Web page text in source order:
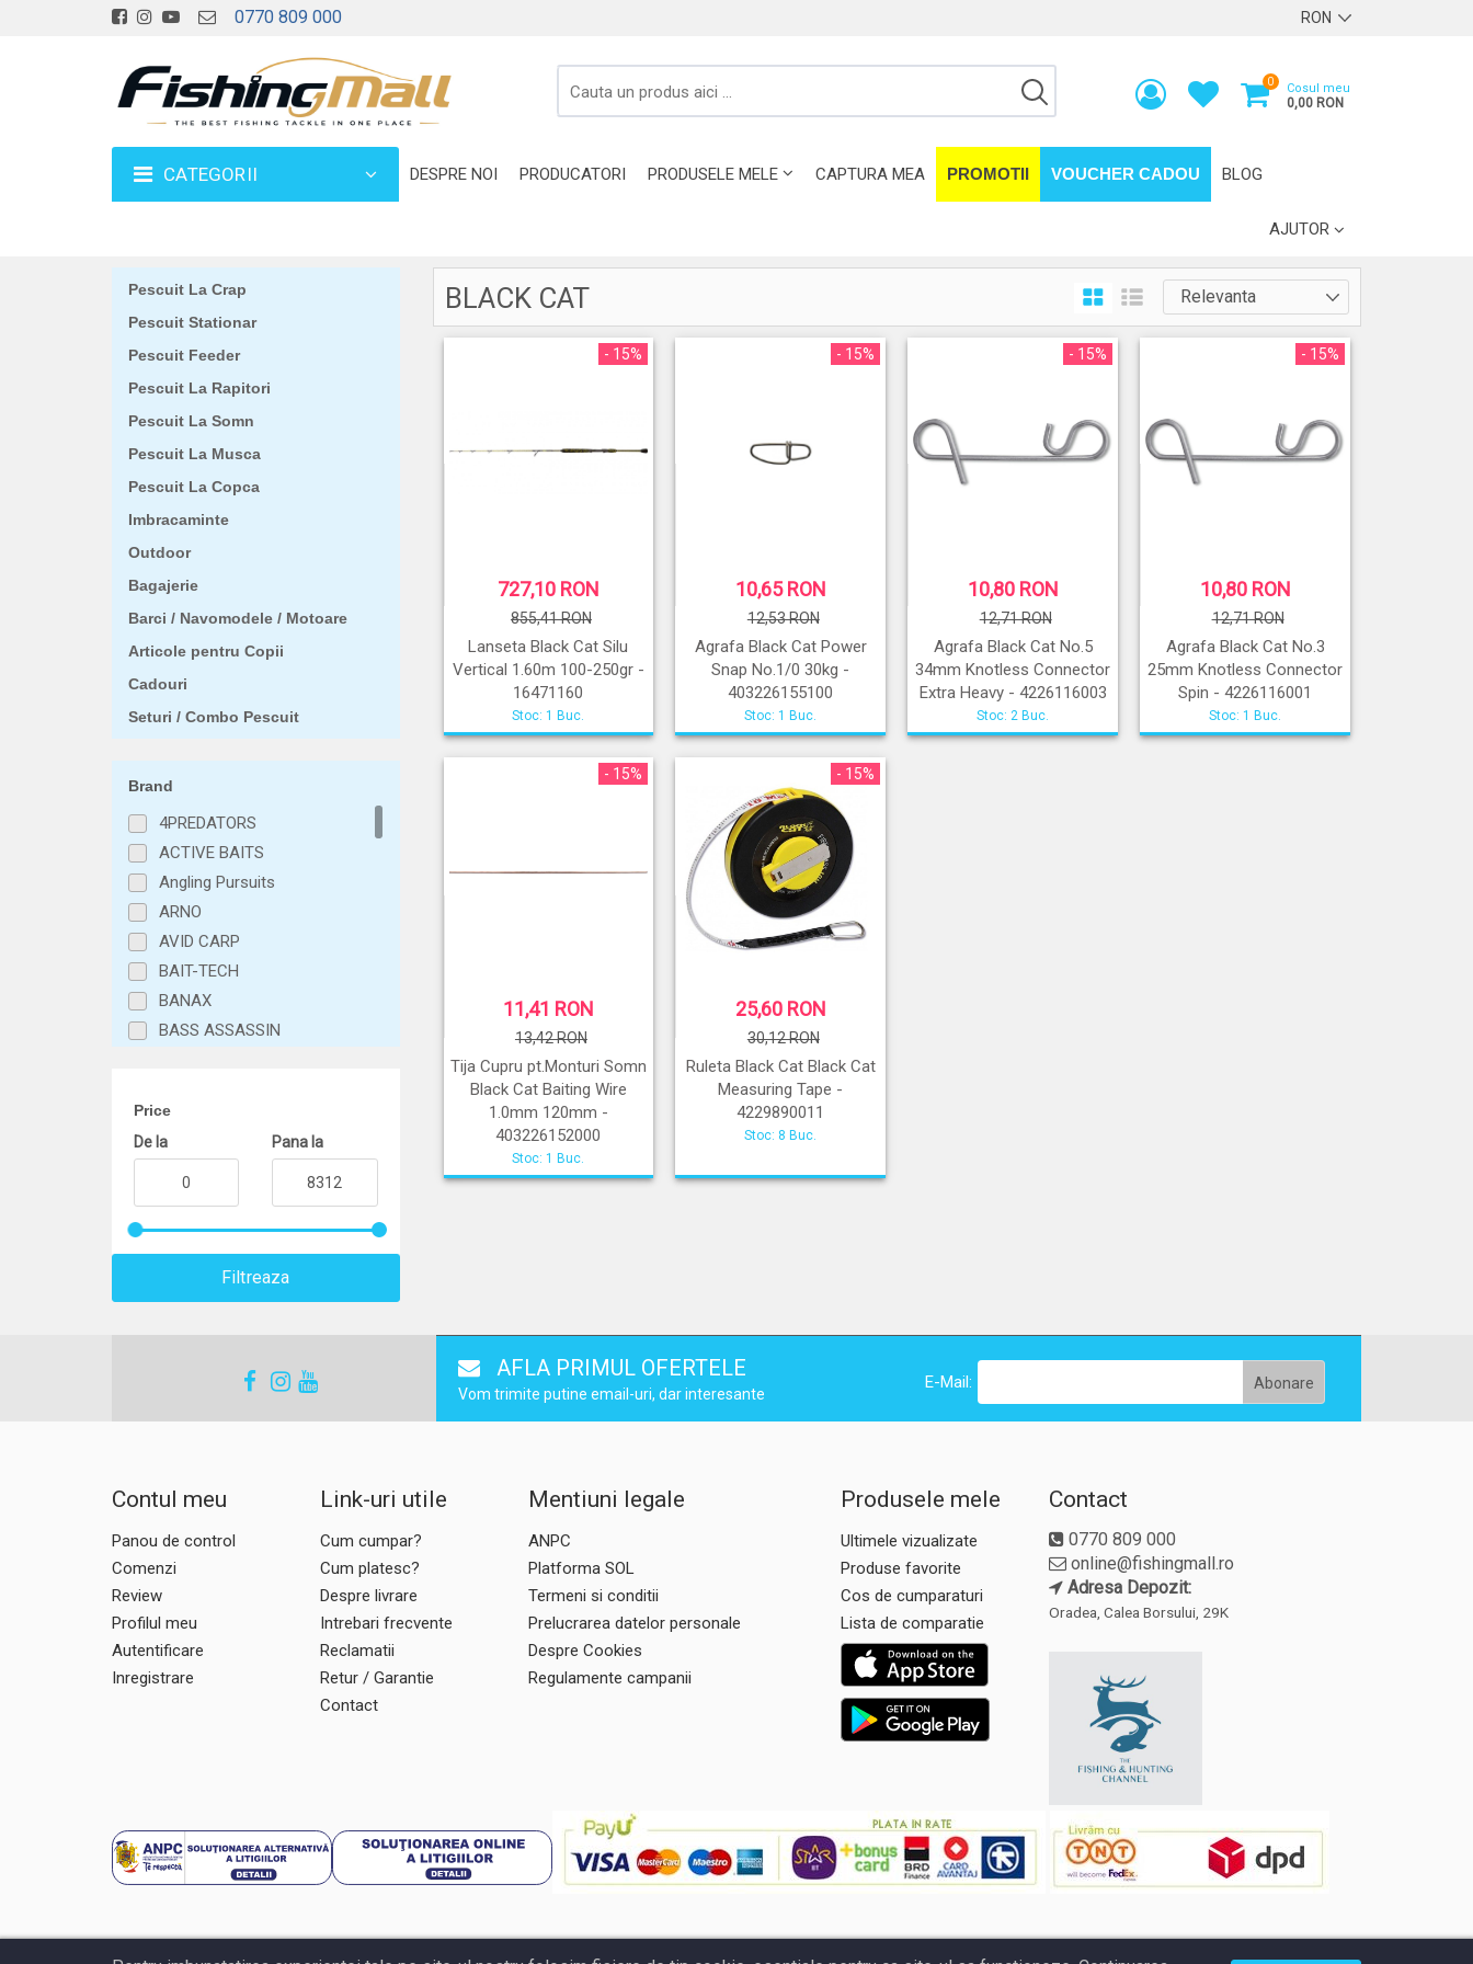
0770 809 000
0 Cosul meu
0,00 RON
CATEGORII DESPRE NOI PRODUCATORI PRODUSELE MELE CAPTURA MEA PROMOTII VOUCHER CADOU BLOG
AJUTOR
Pescuit La Crap
Pescuit Stationar
Pescuit Feeder
Pescuit La Rapitori
Pescuit La Somn
Pescuit La Musca
Pescuit La Copca
Imbracaminte
Outdoor
Bagajerie
Barci / Navomodele / Motoare
Articole pentru Copii
Cadouri
Seturi / Combo Pescuit
Brand
4PREDATORS
ACTIVE BAITS
Angling Pursuits
ARNO
AVID CARP
BAIT-TECH
BANAX
BASS ASSASSIN
BERTI
BIWAA
BKK
BLACK CAT
BLACK FIGHTER
CAMPINGAZ
CCMOORE
CCT MASTER SMOKE
COGHLANS
COLEMAN
CORMORAN
COZMA
CRALUSSO
DORADO
DUDI BAIT
DYNAMITE BAITS
Price
De la
Pana la
Filtreaza
BLACK CAT
- 15%
727,10 RON
855,41 RON
Lanseta Black Cat Silu
Vertical 1.60m 100-250gr -
16471160
Stoc: 1 Buc.
- 15%
10,65 RON
12,53 RON
Agrafa Black Cat Power
Snap No.1/0 30kg -
403226155100
Stoc: 1 Buc.
- 15%
10,80 RON
12,71 RON
Agrafa Black Cat No.5
34mm Knotless Connector
Extra Heavy - 4226116003
Stoc: 2 Buc.
- 15%
10,80 RON
12,71 RON
Agrafa Black Cat No.3
25mm Knotless Connector
Spin - 4226116001
Stoc: 1 Buc.
- 15%
11,41 RON
13,42 RON
Tija Cupru pt.Monturi Somn
Black Cat Baiting Wire
1.0mm 120mm -
403226152000
Stoc: 1 Buc.
- 15%
25,60 RON
30,12 RON
Ruleta Black Cat Black Cat
Measuring Tape -
4229890011
Stoc: 8 Buc.
AFLA PRIMUL OFERTELE
Vom trimite putine email-uri, dar interesante
E-Mail:
Contul meu
Panou de control
Comenzi
Review
Profilul meu
Autentificare
Inregistrare
Link-uri utile
Cum cumpar?
Cum platesc?
Despre livrare
Intrebari frecvente
Reclamatii
Retur / Garantie
Contact
Mentiuni legale
ANPC
Platforma SOL
Termeni si conditii
Prelucrarea datelor personale
Despre Cookies
Regulamente campanii
Produsele mele
Ultimele vizualizate
Produse favorite
Cos de cumparaturi
Lista de comparatie
Contact
0770 809 000
online@fishingmall.ro
Adresa Depozit:
Oradea, Calea Borsului, 29K